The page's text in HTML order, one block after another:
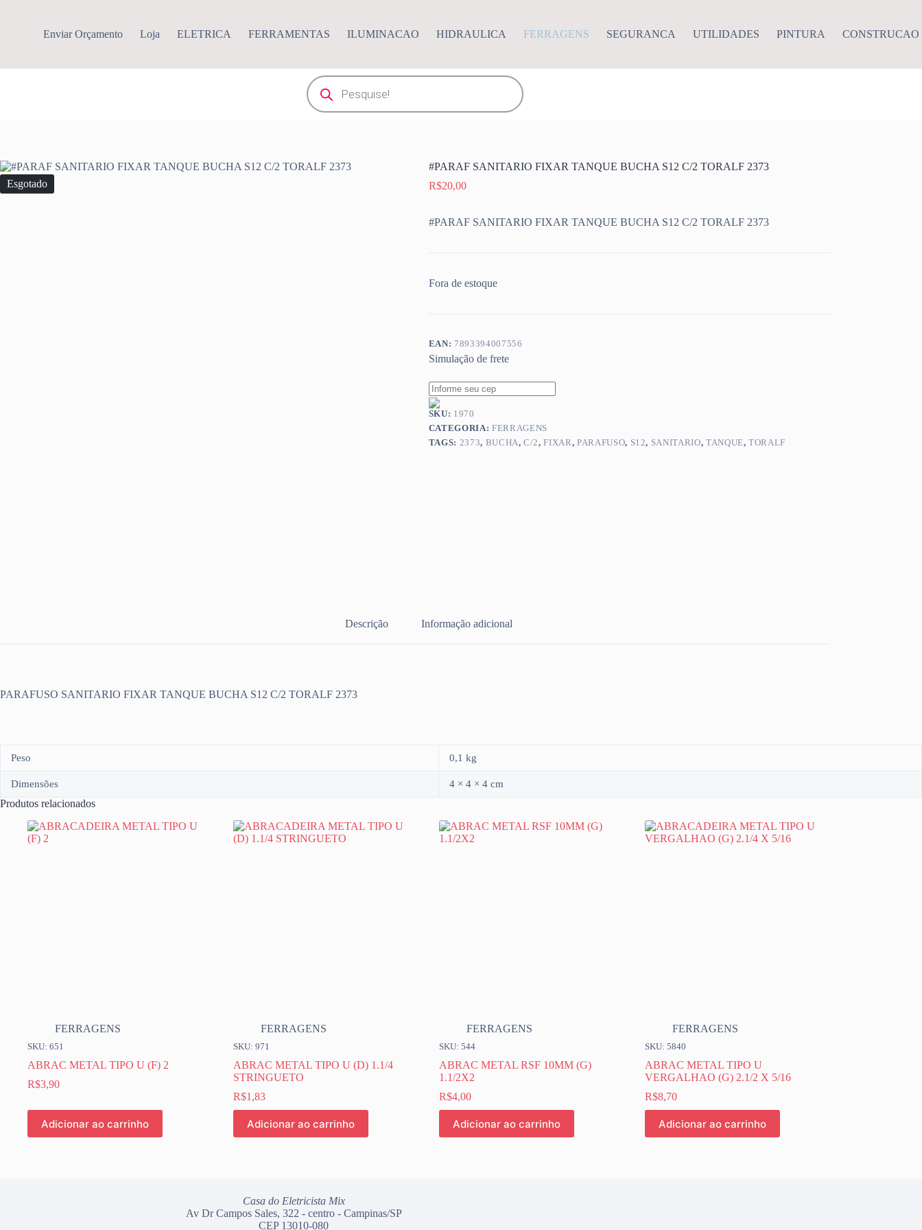
Enviar Orçamento Loja ELETRICA FERRAMENTAS ILUMINACAO HIDRAULICA FERRAGENS SEGURANCA UTILIDADES PINTURA CONSTRUCAO
Pesquisar
produtos
Esgotado
#PARAF SANITARIO FIXAR TANQUE BUCHA S12 C/2 TORALF 2373
R$20,00
#PARAF SANITARIO FIXAR TANQUE BUCHA S12 C/2 TORALF 2373
Fora de estoque
EAN: 7893394007556
Simulação de frete
SKU: 1970
CATEGORIA: FERRAGENS
TAGS: 2373, BUCHA,C/2,FIXAR,PARAFUSO, S12, SANITARIO, TANQUE,TORALF
Descrição Informação adicional
PARAFUSO SANITARIO FIXAR TANQUE BUCHA S12 C/2 TORALF 2373
Peso 0,1 kg
Dimensões 4 × 4 × 4 cm
Produtos relacionados
FERRAGENS
SKU: 651
ABRAC METAL TIPO U (F) 2
R$3,90
Adicionar ao carrinho
FERRAGENS
SKU: 971
ABRAC METAL TIPO U (D) 1.1/4
STRINGUETO
R$1,83
Adicionar ao carrinho
FERRAGENS
SKU: 544
ABRAC METAL RSF 10MM (G)
1.1/2X2
R$4,00
Adicionar ao carrinho
FERRAGENS
SKU: 5840
ABRAC METAL TIPO U
VERGALHAO (G) 2.1/2 X 5/16
R$8,70
Adicionar ao carrinho
Casa do Eletricista Mix
Av Dr Campos Sales, 322 - centro - Campinas/SP
CEP 13010-080